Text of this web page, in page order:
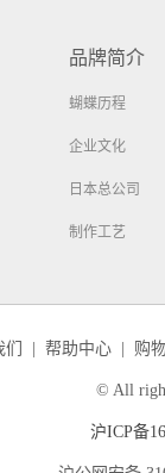
品牌简介
蝴蝶历程
企业文化
日本总公司
制作工艺
帮助中心 购
© All
沪ICP备